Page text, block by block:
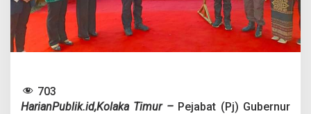
u
n
c
r
K
703
HarianPublik.id,Kolaka Timur – Pejabat (Pj) Gubernur